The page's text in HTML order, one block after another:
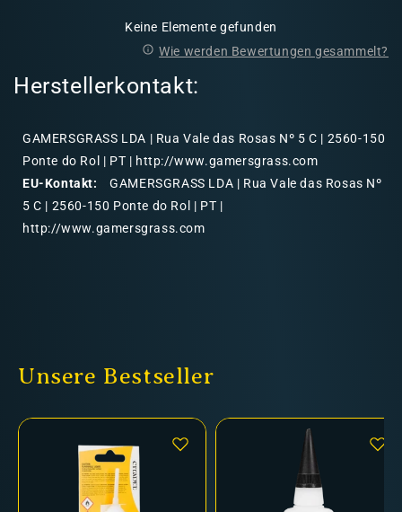
Keine Elemente gefunden
Wie werden Bewertungen gesammelt?
Herstellerkontakt:
GAMERSGRASS LDA | Rua Vale das Rosas Nº 5 C | 2560-150
Ponte do Rol | PT | http://www.gamersgrass.com
EU-Kontakt:
GAMERSGRASS LDA | Rua Vale das Rosas Nº
5 C | 2560-150 Ponte do Rol | PT |
http://www.gamersgrass.com
Unsere Bestseller